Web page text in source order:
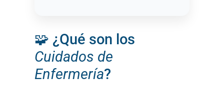
🧩 ¿Qué son los
Cuidados de
Enfermería?